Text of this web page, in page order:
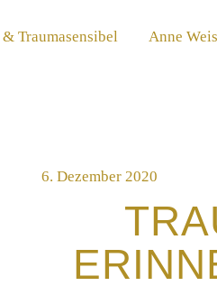
Traumasensibel Anne
6. Dezember 2020